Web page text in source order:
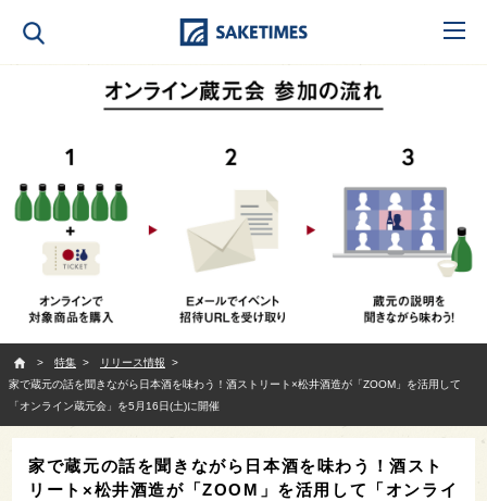
特集
リリース情報
家で蔵元の話を聞きながら日本酒を味わう！酒ストリート×松井酒造が「ZOOM」を活用して
「オンライン蔵元会」を5月16日(土)に開催
家で蔵元の話を聞きながら日本酒を味わう！酒スト
リート×松井酒造が「ZOOM」を活用して「オンライ